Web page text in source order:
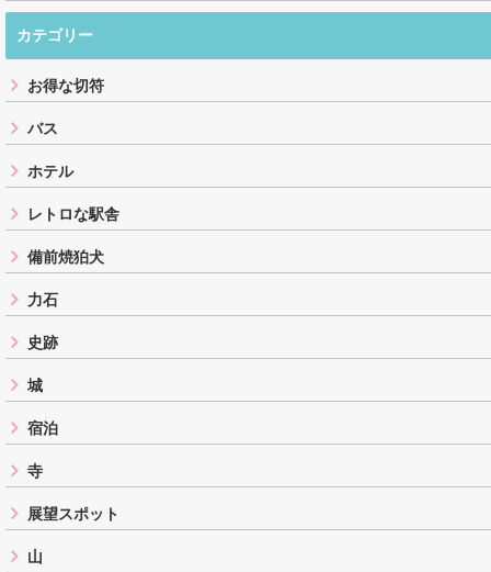
カテゴリー
お得な切符
バス
ホテル
レトロな駅舎
備前焼狛犬
力石
史跡
城
宿泊
寺
展望スポット
山